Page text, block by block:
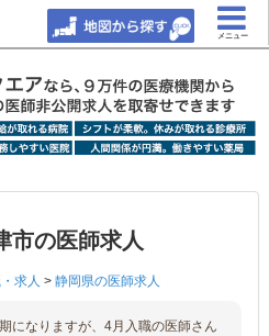
メニュー
市の医師求人
求人 > 静岡県の医師求人
になりますが、4月入職の医師さん